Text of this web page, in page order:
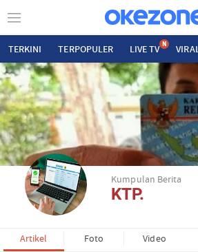
TERKINI TERPOPULER LIVE TV N VIRAL
Kumpulan Berita
KTP.
Artikel Foto Video